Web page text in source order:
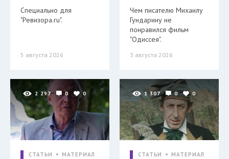
Специально для
"Ревизора.ru".
5 августа 2026
Чем писателю Михаилу
Гундарину не
понравился фильм
"Одиссея".
3 августа 2026
2 297 0 0
СТАТЬИ МАТЕРИАЛ
1 307 0 0
СТАТЬИ МАТЕРИАЛ